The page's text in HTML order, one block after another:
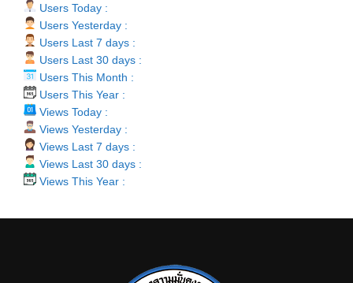
Users Today :
Users Yesterday :
Users Last 7 days :
Users Last 30 days :
Users This Month :
Users This Year :
Views Today :
Views Yesterday :
Views Last 7 days :
Views Last 30 days :
Views This Year :